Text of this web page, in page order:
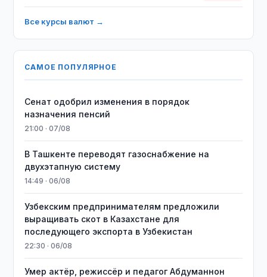
Все курсы валют →
САМОЕ ПОПУЛЯРНОЕ
Сенат одобрил изменения в порядок
назначения пенсий
21:00 · 07/08
В Ташкенте переводят газоснабжение на
двухэтапную систему
14:49 · 06/08
Узбекским предпринимателям предложили
выращивать скот в Казахстане для
последующего экспорта в Узбекистан
22:30 · 06/08
Умер актёр, режиссёр и педагог Абдуманнон